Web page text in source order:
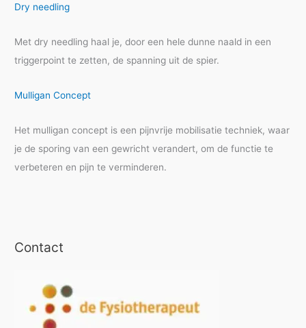
Dry needling
Met dry needling haal je, door een hele dunne naald in een
triggerpoint te zetten, de spanning uit de spier.
Mulligan Concept
Het mulligan concept is een pijnvrije mobilisatie techniek, waar
je de sporing van een gewricht verandert, om de functie te
verbeteren en pijn te verminderen.
Contact